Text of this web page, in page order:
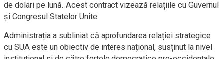
de dolari pe lună. Acest contract vizează relațiile cu Guvernul
și Congresul Statelor Unite.
Administrația a subliniat că aprofundarea relației strategice
cu SUA este un obiectiv de interes național, susținut la nivel